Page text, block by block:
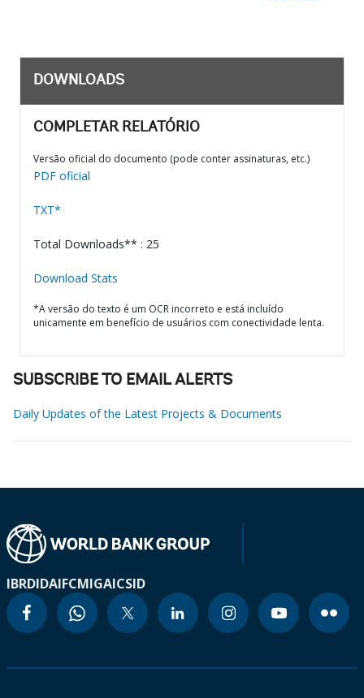
DOWNLOADS
COMPLETAR RELATÓRIO
Versão oficial do documento (pode conter assinaturas, etc.)
PDF oficial
TXT*
Total Downloads** : 25
Download Stats
*A versão do texto é um OCR incorreto e está incluído
unicamente em benefício de usuários com conectividade lenta.
SUBSCRIBE TO EMAIL ALERTS
Daily Updates of the Latest Projects & Documents
IBRDIDAIFCMIGAICSID